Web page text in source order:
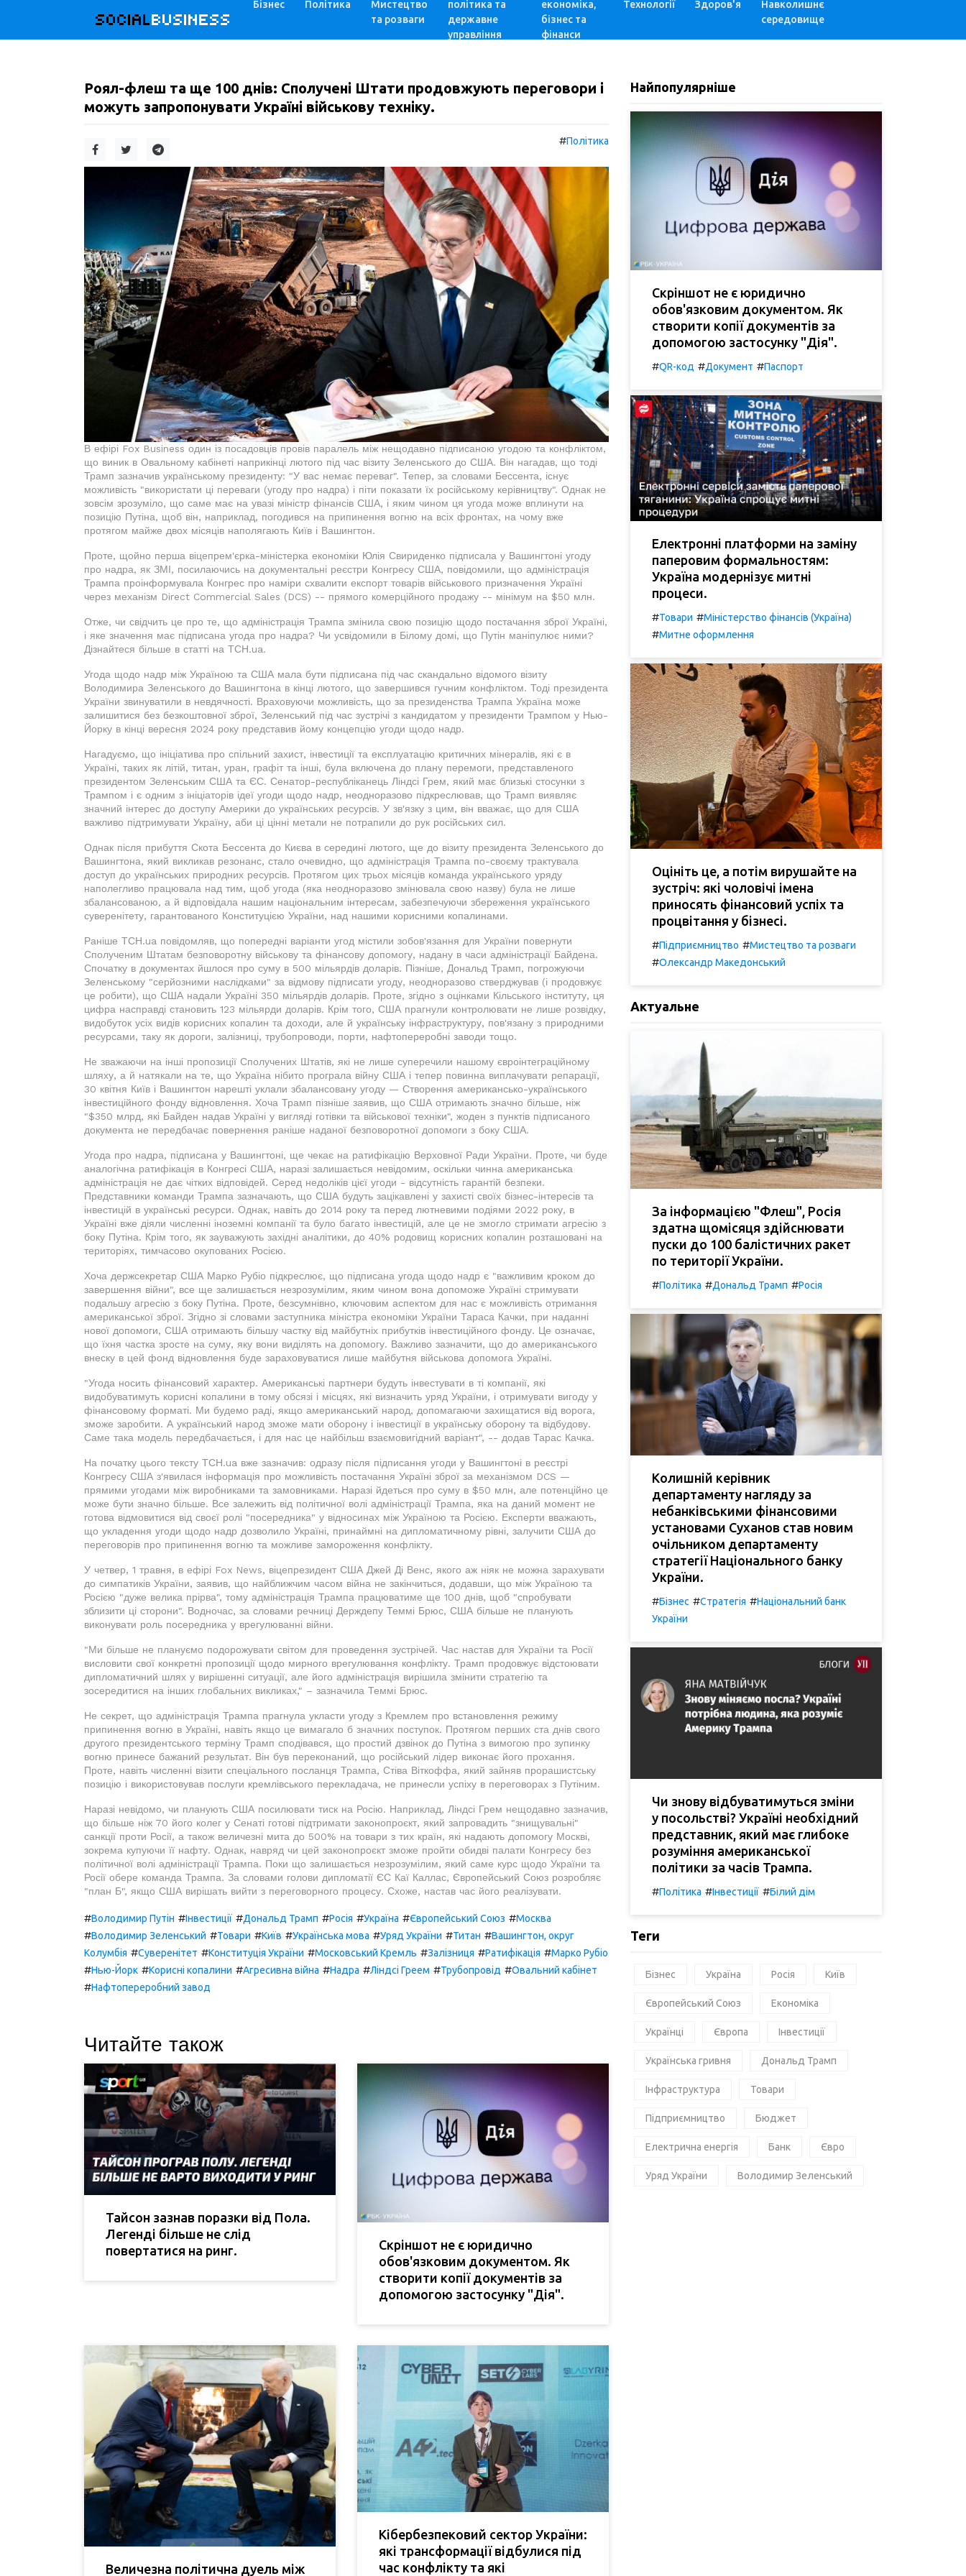
SOCIALBUSINESS
Бізнес Політика
Мистецтво
та розваги
політика та
державне
управління
економіка,
бізнес та
фінанси
Технології Здоров'я
Навколишнє
середовище
Роял-флеш та ще 100 днів: Сполучені Штати продовжують переговори і
можуть запропонувати Україні військову техніку.
#Політика
В ефірі Fox Business один із посадовців провів паралель між нещодавно підписаною угодою та конфліктом,
що виник в Овальному кабінеті наприкінці лютого під час візиту Зеленського до США. Він нагадав, що тоді
Трамп зазначив українському президенту: "У вас немає переваг". Тепер, за словами Бессента, існує
можливість "використати ці переваги (угоду про надра) і піти показати їх російському керівництву". Однак не
зовсім зрозуміло, що саме має на увазі міністр фінансів США, і яким чином ця угода може вплинути на
позицію Путіна, щоб він, наприклад, погодився на припинення вогню на всіх фронтах, на чому вже
протягом майже двох місяців наполягають Київ і Вашингтон.
Проте, щойно перша віцепрем'єрка-міністерка економіки Юлія Свириденко підписала у Вашингтоні угоду
про надра, як ЗМІ, посилаючись на документальні реєстри Конгресу США, повідомили, що адміністрація
Трампа проінформувала Конгрес про наміри схвалити експорт товарів військового призначення Україні
через механізм Direct Commercial Sales (DCS) -- прямого комерційного продажу -- мінімум на $50 млн.
Отже, чи свідчить це про те, що адміністрація Трампа змінила свою позицію щодо постачання зброї Україні,
і яке значення має підписана угода про надра? Чи усвідомили в Білому домі, що Путін маніпулює ними?
Дізнайтеся більше в статті на ТСН.ua.
Угода щодо надр між Україною та США мала бути підписана під час скандально відомого візиту
Володимира Зеленського до Вашингтона в кінці лютого, що завершився гучним конфліктом. Тоді президента
України звинуватили в невдячності. Враховуючи можливість, що за президенства Трампа Україна може
залишитися без безкоштовної зброї, Зеленський під час зустрічі з кандидатом у президенти Трампом у Нью-
Йорку в кінці вересня 2024 року представив йому концепцію угоди щодо надр.
Нагадуємо, що ініціатива про спільний захист, інвестиції та експлуатацію критичних мінералів, які є в
Україні, таких як літій, титан, уран, графіт та інші, була включена до плану перемоги, представленого
президентом Зеленським США та ЄС. Сенатор-республіканець Ліндсі Грем, який має близькі стосунки з
Трампом і є одним з ініціаторів ідеї угоди щодо надр, неодноразово підкреслював, що Трамп виявляє
значний інтерес до доступу Америки до українських ресурсів. У зв'язку з цим, він вважає, що для США
важливо підтримувати Україну, аби ці цінні метали не потрапили до рук російських сил.
Однак після прибуття Скота Бессента до Києва в середині лютого, ще до візиту президента Зеленського до
Вашингтона, який викликав резонанс, стало очевидно, що адміністрація Трампа по-своєму трактувала
доступ до українських природних ресурсів. Протягом цих трьох місяців команда українського уряду
наполегливо працювала над тим, щоб угода (яка неодноразово змінювала свою назву) була не лише
збалансованою, а й відповідала нашим національним інтересам, забезпечуючи збереження українського
суверенітету, гарантованого Конституцією України, над нашими корисними копалинами.
Раніше ТСН.ua повідомляв, що попередні варіанти угод містили зобов'язання для України повернути
Сполученим Штатам безповоротну військову та фінансову допомогу, надану в часи адміністрації Байдена.
Спочатку в документах йшлося про суму в 500 мільярдів доларів. Пізніше, Дональд Трамп, погрожуючи
Зеленському "серйозними наслідками" за відмову підписати угоду, неодноразово стверджував (і продовжує
це робити), що США надали Україні 350 мільярдів доларів. Проте, згідно з оцінками Кільського інституту, ця
цифра насправді становить 123 мільярди доларів. Крім того, США прагнули контролювати не лише розвідку,
видобуток усіх видів корисних копалин та доходи, але й українську інфраструктуру, пов'язану з природними
ресурсами, таку як дороги, залізниці, трубопроводи, порти, нафтопереробні заводи тощо.
Не зважаючи на інші пропозиції Сполучених Штатів, які не лише суперечили нашому євроінтеграційному
шляху, а й натякали на те, що Україна нібито програла війну США і тепер повинна виплачувати репарації,
30 квітня Київ і Вашингтон нарешті уклали збалансовану угоду — Створення американсько-українського
інвестиційного фонду відновлення. Хоча Трамп пізніше заявив, що США отримають значно більше, ніж
"$350 млрд, які Байден надав Україні у вигляді готівки та військової техніки", жоден з пунктів підписаного
документа не передбачає повернення раніше наданої безповоротної допомоги з боку США.
Угода про надра, підписана у Вашингтоні, ще чекає на ратифікацію Верховної Ради України. Проте, чи буде
аналогічна ратифікація в Конгресі США, наразі залишається невідомим, оскільки чинна американська
адміністрація не дає чітких відповідей. Серед недоліків цієї угоди - відсутність гарантій безпеки.
Представники команди Трампа зазначають, що США будуть зацікавлені у захисті своїх бізнес-інтересів та
інвестицій в українські ресурси. Однак, навіть до 2014 року та перед лютневими подіями 2022 року, в
Україні вже діяли численні іноземні компанії та було багато інвестицій, але це не змогло стримати агресію з
боку Путіна. Крім того, як зауважують західні аналітики, до 40% родовищ корисних копалин розташовані на
територіях, тимчасово окупованих Росією.
Хоча держсекретар США Марко Рубіо підкреслює, що підписана угода щодо надр є "важливим кроком до
завершення війни", все ще залишається незрозумілим, яким чином вона допоможе Україні стримувати
подальшу агресію з боку Путіна. Проте, безсумнівно, ключовим аспектом для нас є можливість отримання
американської зброї. Згідно зі словами заступника міністра економіки України Тараса Качки, при наданні
нової допомоги, США отримають більшу частку від майбутніх прибутків інвестиційного фонду. Це означає,
що їхня частка зросте на суму, яку вони виділять на допомогу. Важливо зазначити, що до американського
внеску в цей фонд відновлення буде зараховуватися лише майбутня військова допомога Україні.
"Угода носить фінансовий характер. Американські партнери будуть інвестувати в ті компанії, які
видобуватимуть корисні копалини в тому обсязі і місцях, які визначить уряд України, і отримувати вигоду у
фінансовому форматі. Ми будемо раді, якщо американський народ, допомагаючи захищатися від ворога,
зможе заробити. А український народ зможе мати оборону і інвестиції в українську оборону та відбудову.
Саме така модель передбачається, і для нас це найбільш взаємовигідний варіант", -- додав Тарас Качка.
На початку цього тексту ТСН.ua вже зазначив: одразу після підписання угоди у Вашингтоні в реєстрі
Конгресу США з'явилася інформація про можливість постачання Україні зброї за механізмом DCS —
прямими угодами між виробниками та замовниками. Наразі йдеться про суму в $50 млн, але потенційно це
може бути значно більше. Все залежить від політичної волі адміністрації Трампа, яка на даний момент не
готова відмовитися від своєї ролі "посередника" у відносинах між Україною та Росією. Експерти вважають,
що укладення угоди щодо надр дозволило Україні, принаймні на дипломатичному рівні, залучити США до
переговорів про припинення вогню та можливе замороження конфлікту.
У четвер, 1 травня, в ефірі Fox News, віцепрезидент США Джей Ді Венс, якого аж ніяк не можна зарахувати
до симпатиків України, заявив, що найближчим часом війна не закінчиться, додавши, що між Україною та
Росією "дуже велика прірва", тому адміністрація Трампа працюватиме ще 100 днів, щоб "спробувати
зблизити ці сторони". Водночас, за словами речниці Держдепу Теммі Брюс, США більше не планують
виконувати роль посередника у врегулюванні війни.
"Ми більше не плануємо подорожувати світом для проведення зустрічей. Час настав для України та Росії
висловити свої конкретні пропозиції щодо мирного врегулювання конфлікту. Трамп продовжує відстоювати
дипломатичний шлях у вирішенні ситуації, але його адміністрація вирішила змінити стратегію та
зосередитися на інших глобальних викликах," – зазначила Теммі Брюс.
Не секрет, що адміністрація Трампа прагнула укласти угоду з Кремлем про встановлення режиму
припинення вогню в Україні, навіть якщо це вимагало б значних поступок. Протягом перших ста днів свого
другого президентського терміну Трамп сподівався, що простий дзвінок до Путіна з вимогою про зупинку
вогню принесе бажаний результат. Він був переконаний, що російський лідер виконає його прохання.
Проте, навіть численні візити спеціального посланця Трампа, Стіва Віткоффа, який зайняв прорашистську
позицію і використовував послуги кремлівського перекладача, не принесли успіху в переговорах з Путіним.
Наразі невідомо, чи планують США посилювати тиск на Росію. Наприклад, Ліндсі Грем нещодавно зазначив,
що більше ніж 70 його колег у Сенаті готові підтримати законопроєкт, який запровадить "знищувальні"
санкції проти Росії, а також величезні мита до 500% на товари з тих країн, які надають допомогу Москві,
зокрема купуючи її нафту. Однак, навряд чи цей законопроєкт зможе пройти обидві палати Конгресу без
політичної волі адміністрації Трампа. Поки що залишається незрозумілим, який саме курс щодо України та
Росії обере команда Трампа. За словами голови дипломатії ЄС Каї Каллас, Європейський Союз розробляє
"план Б", якщо США вирішать вийти з переговорного процесу. Схоже, настав час його реалізувати.
#Володимир Путін #Інвестиції #Дональд Трамп #Росія #Україна #Європейський Союз #Москва
#Володимир Зеленський #Товари #Київ #Українська мова #Уряд України #Титан #Вашингтон, округ
Колумбія #Суверенітет #Конституція України #Московський Кремль #Залізниця #Ратифікація #Марко Рубіо
#Нью-Йорк #Корисні копалини #Агресивна війна #Надра #Ліндсі Греем #Трубопровід #Овальний кабінет
#Нафтопереробний завод
Читайте також
Тайсон зазнав поразки від Пола.
Легенді більше не слід
повертатися на ринг.
Скріншот не є юридично
обов'язковим документом. Як
створити копії документів за
допомогою застосунку "Дія".
Величезна політична дуель між
Кібербезпековий сектор України:
які трансформації відбулися під
час конфлікту та які
Найпопулярніше
Скріншот не є юридично
обов'язковим документом. Як
створити копії документів за
допомогою застосунку "Дія".
#QR-код #Документ #Паспорт
Електронні платформи на заміну
паперовим формальностям:
Україна модернізує митні
процеси.
#Товари #Міністерство фінансів (Україна)
#Митне оформлення
Оцініть це, а потім вирушайте на
зустріч: які чоловічі імена
приносять фінансовий успіх та
процвітання у бізнесі.
#Підприємництво #Мистецтво та розваги
#Олександр Македонський
Актуальне
За інформацією "Флеш", Росія
здатна щомісяця здійснювати
пуски до 100 балістичних ракет
по території України.
#Політика #Дональд Трамп #Росія
Колишній керівник
департаменту нагляду за
небанківськими фінансовими
установами Суханов став новим
очільником департаменту
стратегії Національного банку
України.
#Бізнес #Стратегія #Національний банк
України
Чи знову відбуватимуться зміни
у посольстві? Україні необхідний
представник, який має глибоке
розуміння американської
політики за часів Трампа.
#Політика #Інвестиції #Білий дім
Теги
Бізнес Україна Росія Київ
Європейський Союз Економіка
Українці Європа Інвестиції
Українська гривня Дональд Трамп
Інфраструктура Товари
Підприємництво Бюджет
Електрична енергія Банк Євро
Уряд України Володимир Зеленський